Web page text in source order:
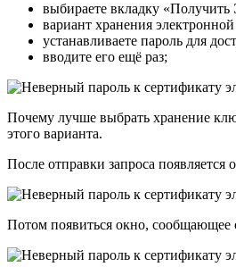
выбираете вкладку
вариант хранения
устанавливаете пароль для
вводите его ещё раз;
Почему лучше выбрать хранение
этого варианта.
После отправки запроса
Потом появиться окно, сообщающее